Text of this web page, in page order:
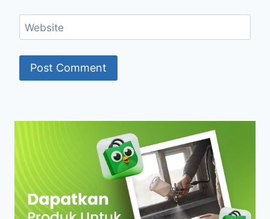
Website